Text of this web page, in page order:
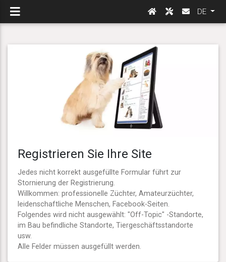
DE
Registrieren Sie Ihre Site
Jedes nicht korrekt ausgefüllte Formular führt zur
Stornierung der Registrierung.
Willkommen: professionelle Züchter, Amateurzüchter,
leidenschaftliche Menschen, Facebook-Seiten.
Folgendes wird nicht ausgewählt: "Off-Topic" -Standorte,
im Bau befindliche Standorte, Tiergeschäftsstandorte
usw.
Alle Felder müssen ausgefüllt werden.